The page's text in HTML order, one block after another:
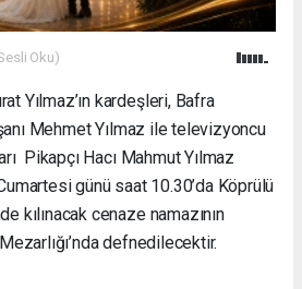
Oku)
Yılmaz’ın kardeşleri, Bafra
Mehmet Yılmaz ile televizyoncu
Pikapçı Hacı Mahmut Yılmaz
günü saat 10.30’da Köprülü
kılınacak cenaze namazının
defnedilecektir.